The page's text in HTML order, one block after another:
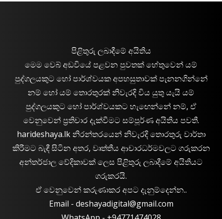
පිළිතුරු ලබාදීමේ අයිතිය
මෙම වෙබ් අඩවියේ පළවන පුවතක් හේතුවෙන් යම්
පුද්ගලයකුට හෝ පාර්ශ්වයක අපහසුතාවක් පැනනගින්නේ
නම් හෝ යම් තොරතුරක් නිවැරදි විය යුතු යැයි යම්
පුද්ගලයකුට හෝ පාර්ශ්වයකට හැඟෙන්නේ නම්, ඒ
වෙනුවෙන් ප්‍රතිචාර දැක්වීමට සම්පූර්ණ අයිතිය පවතී.
harideshaya.lk නිරන්තරයෙන් නිවැරදි තොරතුරු වාර්තා
කිරීමට බැඳී සිටින අතර, වෘත්තීය ආචාරධර්මවලට ගරුකරන
අන්තර්ජාල වේදිකාවක් ලෙස පිළිතුරු ලබාදීමේ අයිතියට
ගරුකරයි.
ඒ වෙනුවෙන් කරුණාකර අපට දැනුම්දෙන්න..
Email - deshayadigital@gmail.com